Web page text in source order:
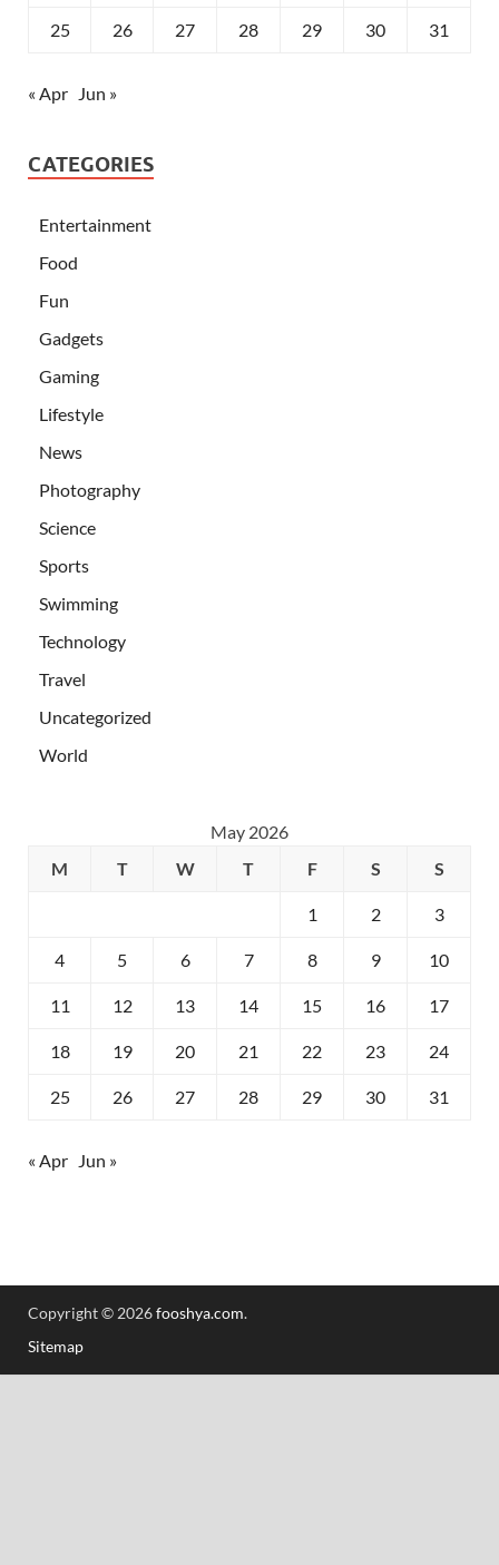
25 26 27 28 29 30 31
« Apr Jun »
CATEGORIES
Entertainment
Food
Fun
Gadgets
Gaming
Lifestyle
News
Photography
Science
Sports
Swimming
Technology
Travel
Uncategorized
World
May 2026
M
T W T F S S
1 2 3
4 5 6 7 8 9 10
11 12 13 14 15 16 17
18 19 20 21 22 23 24
25 26 27 28 29 30 31
« Apr Jun »
Copyright © 2026fooshya.com.
Sitemap